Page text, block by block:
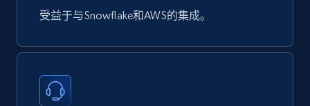
Datasheet url, Rohs compliant, and more.
eCommerce
778+
受益于与Snowflake和AWS的集成。